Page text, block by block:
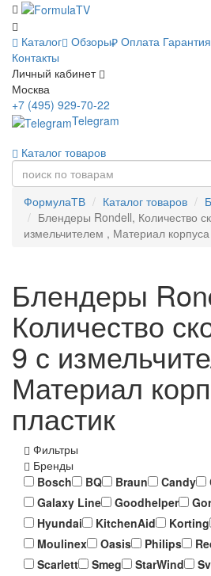
Каталог Обзоры Оплата Гарантия
Контакты
Личный кабинет
Москва
+7 (495) 929-70-22
Telegram
Каталог товаров
ФормулаТВ Каталог товаров
Блендеры Rondell, Количество
измельчителем , Материал корпуса
Блендеры
Количество
9 с
Материал
пластик
Фильтры
Бренды
Bosch
BQ Braun Candy
Galaxy Line
Goodhelper
Hyundai
KitchenAid Korting
Moulinex
Oasis Philips
Scarlett
Smeg StarWind